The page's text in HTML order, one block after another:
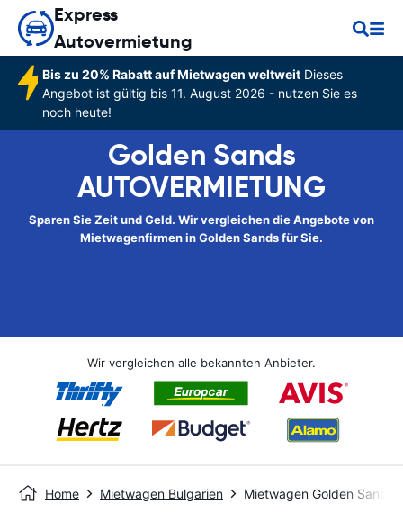
Express
Autovermietung
Bis zu 20% Rabatt auf Mietwagen weltweitDieses
Angebot ist gültig bis 11. August 2026 - nutzen Sie es
noch heute!
Golden Sands
AUTOVERMIETUNG
Sparen Sie Zeit und Geld. Wir vergleichen die Angebote von
Mietwagenfirmen in Golden Sands für Sie.
Wir vergleichen alle bekannten Anbieter.
Home Mietwagen Bulgarien Mietwagen Golden Sands